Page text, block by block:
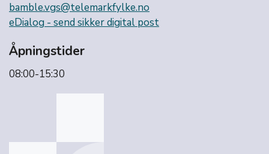
bamble.vgs@telemarkfylke.no
eDialog - send sikker digital post
Åpningstider
08:00-15:30